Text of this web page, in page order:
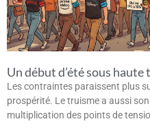
Un début d’été sous haute
Les contraintes paraissent plus
prospérité. Le truisme a aussi son
multiplication des points de